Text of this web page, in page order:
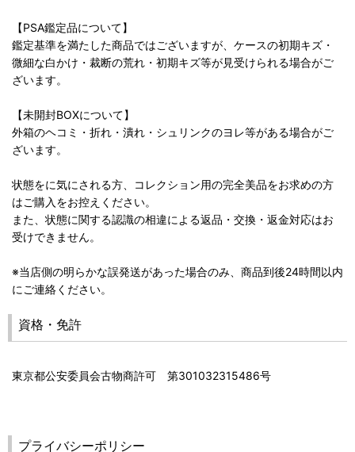
【PSA鑑定品について】
鑑定基準を満たした商品ではございますが、ケースの初期キズ・
微細な白かけ・裁断の荒れ・初期キズ等が見受けられる場合がご
ざいます。
【未開封BOXについて】
外箱のヘコミ・折れ・潰れ・シュリンクのヨレ等がある場合がご
ざいます。
状態をに気にされる方、コレクション用の完全美品をお求めの方
はご購入をお控えください。
また、状態に関する認識の相違による返品・交換・返金対応はお
受けできません。
※当店側の明らかな誤発送があった場合のみ、商品到後24時間以内
にご連絡ください。
資格・免許
東京都公安委員会古物商許可 第301032315486号
プライバシーポリシー